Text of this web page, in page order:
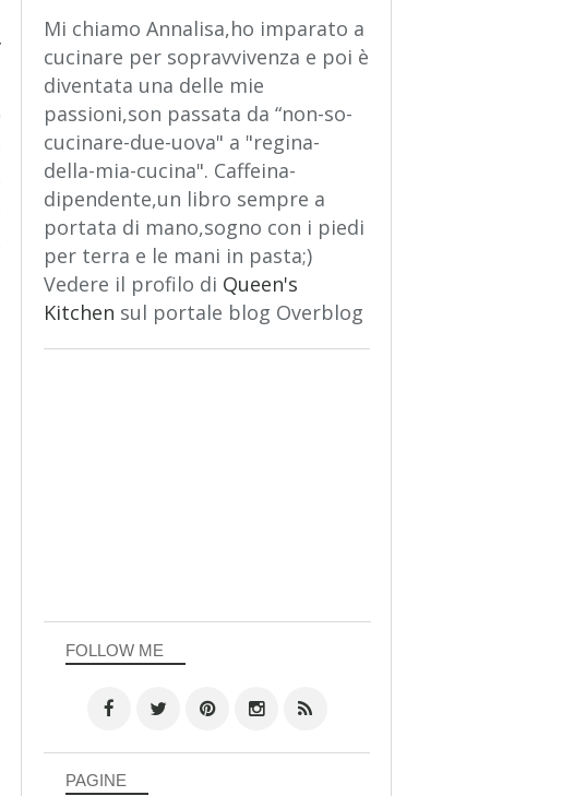
FOLLOW ME
Mi chiamo Annalisa,ho imparato a
cucinare per sopravvivenza e poi è
diventata una delle mie
passioni,son passata da “non-so-
cucinare-due-uova" a "regina-
della-mia-cucina". Caffeina-
dipendente,un libro sempre a
portata di mano,sogno con i piedi
per terra e le mani in pasta;)
Vedere il profilo di Queen's
Kitchen sul portale blog Overblog
PAGINE